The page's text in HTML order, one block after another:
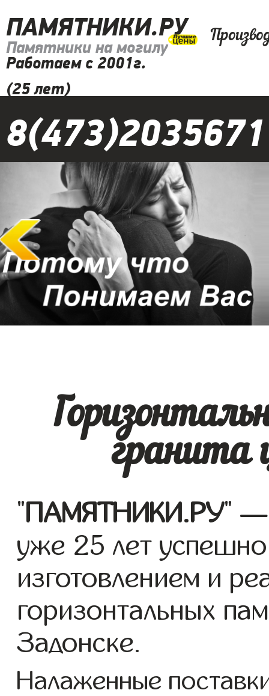
ПАМЯТНИКИ.РУ
Памятники на могилу
Работаем с 2001г.
(25 лет)
8(473)2035671
гранита
"ПАМЯТНИКИ.РУ" —
уже 25 лет
изготовлением и
горизонтальных
Задонске.
Налаженные